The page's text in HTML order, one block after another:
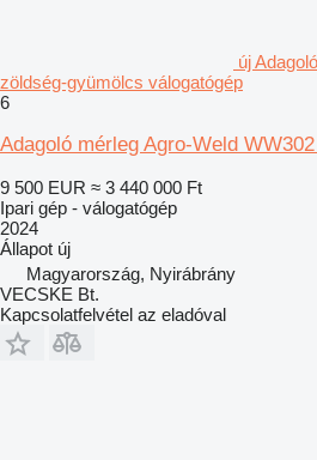
új
zöldség-gyümölcs válogatógép
6
Adagoló mérleg Agro-Weld
9 500 EUR ≈ 3 440 000 Ft
Ipari gép - válogatógép
2024
Állapot új
Magyarország, Nyirábrány
VECSKE Bt.
Kapcsolatfelvétel az eladóval